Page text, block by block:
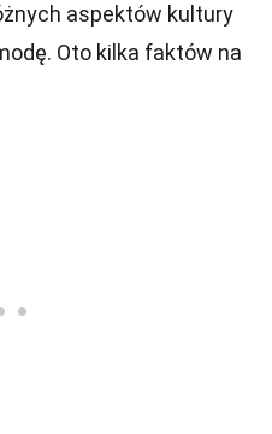
aspektów kultury
Oto kilka faktów na